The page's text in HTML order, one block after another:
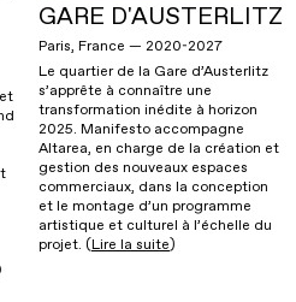
GARE D'AUSTERLITZ
Paris, France — 2020-2027
Le quartier de la Gare d’Austerlitz
s’apprête à connaître une
transformation inédite à horizon
2025. Manifesto accompagne
Altarea, en charge de la création et
gestion des nouveaux espaces
commerciaux, dans la conception
et le montage d’un programme
artistique et culturel à l’échelle du
projet. (Lire la suite)